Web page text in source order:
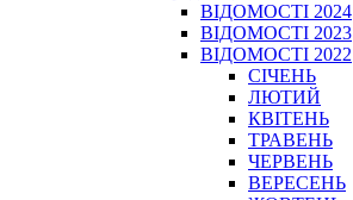
ВІДОМОСТІ 2024
ВІДОМОСТІ 2023
ВІДОМОСТІ 2022
СІЧЕНЬ
ЛЮТИЙ
КВІТЕНЬ
ТРАВЕНЬ
ЧЕРВЕНЬ
ВЕРЕСЕНЬ